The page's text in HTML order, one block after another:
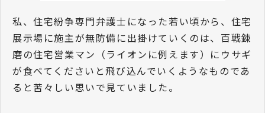
私、住宅紛争専門弁護士になった若い頃から、住宅
展示場に施主が無防備に出掛けていくのは、百戦錬
磨の住宅営業マン（ライオンに例えます）にウサギ
が食べてくださいと飛び込んでいくようなものであ
ると苦々しい思いで見ていました。